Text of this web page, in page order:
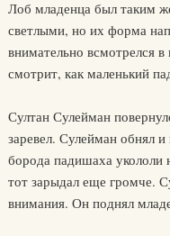
Лоб младенца был таким
светлыми, но их форма
внимательно всмотрелся
смотрит, как маленький
Султан Сулейман
заревел. Сулейман обнял
борода падишаха
тот зарыдал еще громче.
внимания. Он поднял